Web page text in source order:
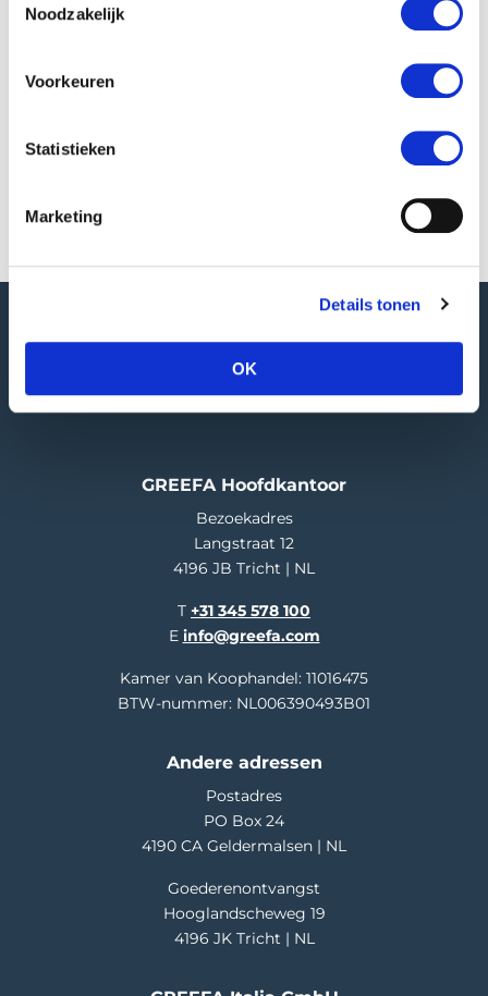
Noodzakelijk
Voorkeuren
Statistieken
Marketing
Details tonen
OK
Asia Fruit Logistica
Asia Fruit Logistica
(02/09/2026 -
GREEFA Hoofdkantoor
Bezoekadres
Langstraat 12
4196 JB Tricht | NL
T +31 345 578 100
E info@greefa.com
Kamer van Koophandel: 11016475
BTW-nummer: NL006390493B01
Andere adressen
Postadres
PO Box 24
4190 CA Geldermalsen | NL
Goederenontvangst
Hooglandscheweg 19
4196 JK Tricht | NL